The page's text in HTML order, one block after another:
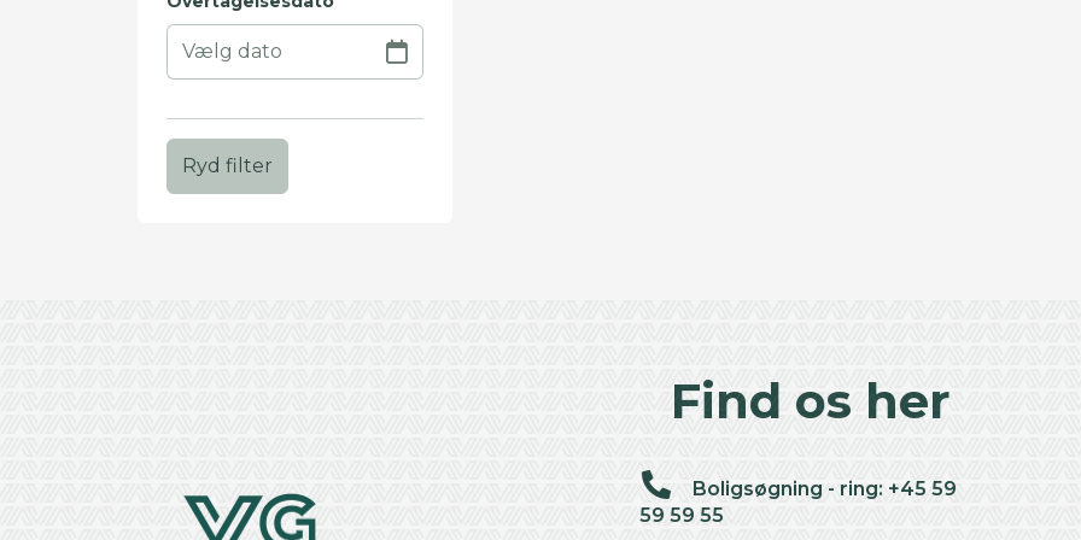
Ryd filter
Find os her
Boligsøgning - ring: +45 59
59 59 55